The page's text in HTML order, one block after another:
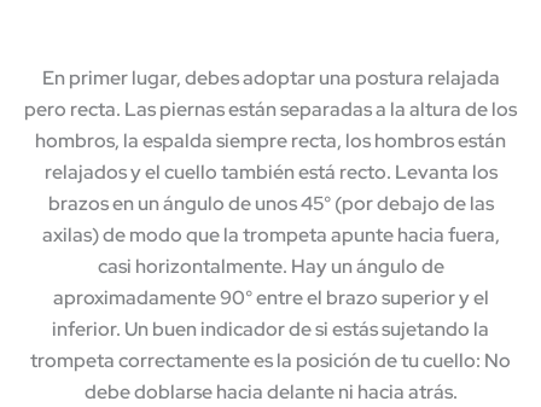
En primer lugar, debes adoptar una postura relajada
pero recta. Las piernas están separadas a la altura de los
hombros, la espalda siempre recta, los hombros están
relajados y el cuello también está recto. Levanta los
brazos en un ángulo de unos 45° (por debajo de las
axilas) de modo que la trompeta apunte hacia fuera,
casi horizontalmente. Hay un ángulo de
aproximadamente 90° entre el brazo superior y el
inferior. Un buen indicador de si estás sujetando la
trompeta correctamente es la posición de tu cuello: No
debe doblarse hacia delante ni hacia atrás.